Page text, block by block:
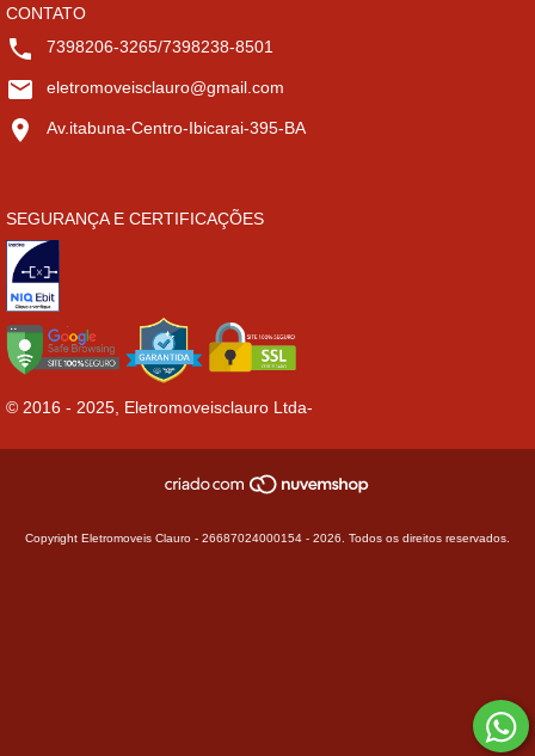
CONTATO
7398206-3265/7398238-8501
eletromoveisclauro@gmail.com
Av.itabuna-Centro-Ibicarai-395-BA
SEGURANÇA E CERTIFICAÇÕES
© 2016 - 2025, Eletromoveisclauro Ltda-
Copyright Eletromoveis Clauro - 26687024000154 - 2026. Todos os direitos reservados.